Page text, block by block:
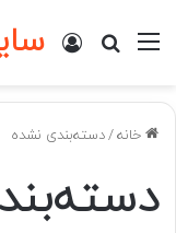
منو جستجو برای
ورود
خانه/دسته‌بندی نشده